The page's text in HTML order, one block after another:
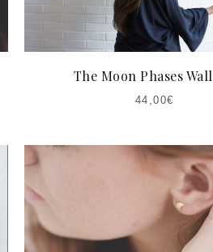
The Moon Phases
44,00€